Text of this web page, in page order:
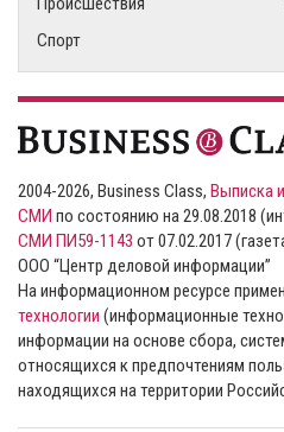
Спорт
2004-2026, Business Class, Выписка
СМИ по состоянию на 29.08.2018
СМИ ПИ59-1143 от 07.02.2017
ООО “Центр деловой информации”
На информационном ресурсе
технологии (информационные
информации на основе сбора,
относящихся к предпочтениям
находящихся на территории